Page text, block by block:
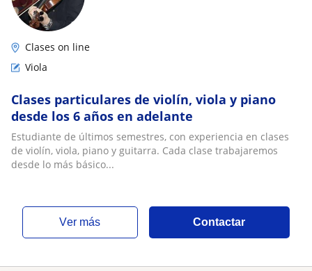
Clases on line
Viola
Clases particulares de violín, viola y piano
desde los 6 años en adelante
Estudiante de últimos semestres, con experiencia en clases
de violín, viola, piano y guitarra. Cada clase trabajaremos
desde lo más básico...
ver más Contactar